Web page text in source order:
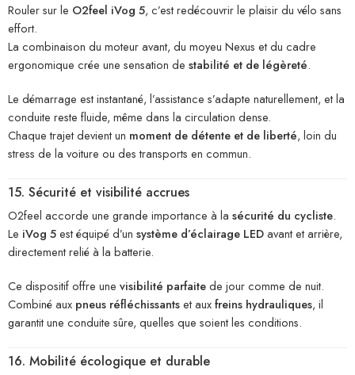
Rouler sur le O2feel iVog 5, c’est redécouvrir le plaisir du vélo sans
effort.
La combinaison du moteur avant, du moyeu Nexus et du cadre
ergonomique crée une sensation de stabilité et de légèreté.
Le démarrage est instantané, l’assistance s’adapte naturellement, et la
conduite reste fluide, même dans la circulation dense.
Chaque trajet devient un moment de détente et de liberté, loin du
stress de la voiture ou des transports en commun.
15. Sécurité et visibilité accrues
O2feel accorde une grande importance à la sécurité du cycliste.
Le iVog 5est équipé d’un système d’éclairage LEDavant et arrière,
directement relié à la batterie.
Ce dispositif offre une visibilité parfaitede jour comme de nuit.
Combiné aux pneus réfléchissantset auxfreins hydrauliques, il
garantit une conduite sûre, quelles que soient les conditions.
16. Mobilité écologique et durable